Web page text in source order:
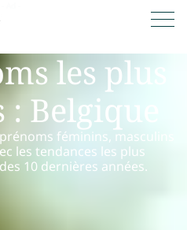
les plus
Belgique
féminins, masculins
les tendances les plus
10 dernières années.